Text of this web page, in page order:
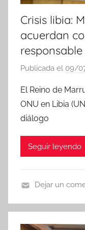
Crisis libia:
acuerdan
Publicada el 09/
El Reino de
ONU en Libia
diálogo
Seguir leyendo
o
t
Dejar un